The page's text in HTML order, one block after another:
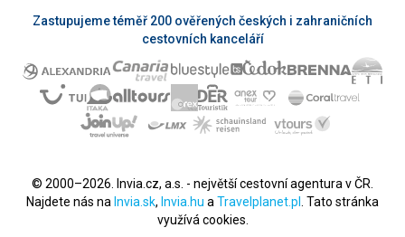
Zastupujeme téměř 200 ověřených českých i zahraničních
cestovních kanceláří
© 2000–2026. Invia.cz, a.s. - největší cestovní agentura v ČR.
Najdete nás na Invia.sk, Invia.hu a Travelplanet.pl
. Tato stránka
využívá cookies.